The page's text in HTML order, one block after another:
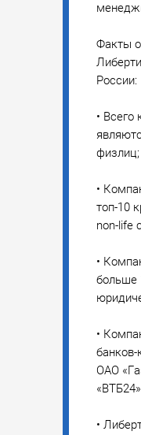
Факты
России:
• Всего
физлиц;
•
топ-10
non-life
•
больше
•
банков-
ОАО
•